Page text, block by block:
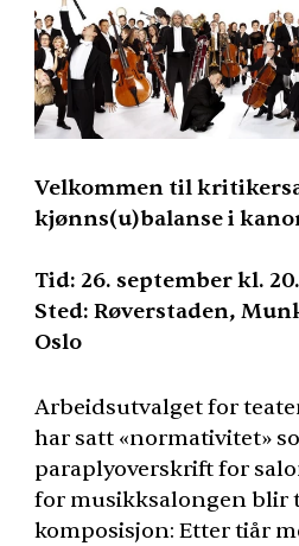
Velkommen til
kjønns(u)balanse i
Tid: 26. september kl.
Sted: Røverstaden,
Oslo
Arbeidsutvalget for
har satt «normativitet»
paraplyoverskrift for
for musikksalongen blir
komposisjon: Etter tiår